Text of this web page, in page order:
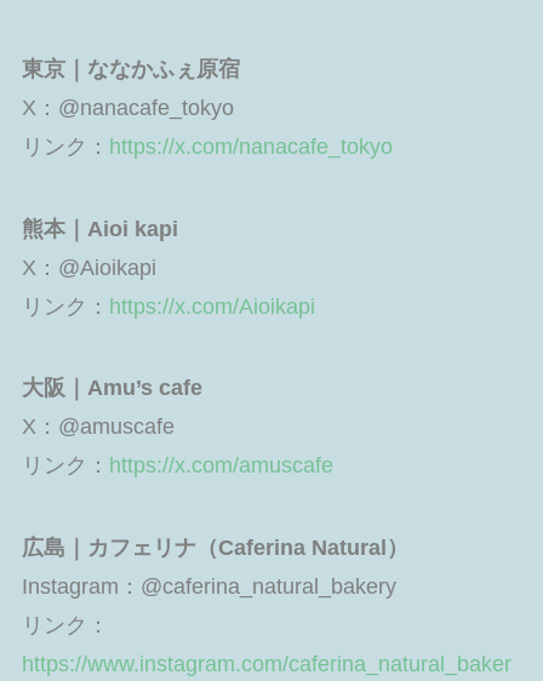
東京｜ななかふぇ原宿
X：@nanacafe_tokyo
リンク： https://x.com/nanacafe_tokyo
熊本｜Aioi kapi
X：@Aioikapi
リンク： https://x.com/Aioikapi
大阪｜Amu’s cafe
X：@amuscafe
リンク： https://x.com/amuscafe
広島｜カフェリナ（Caferina Natural）
Instagram：@caferina_natural_bakery
リンク：
https://www.instagram.com/caferina_natural_baker